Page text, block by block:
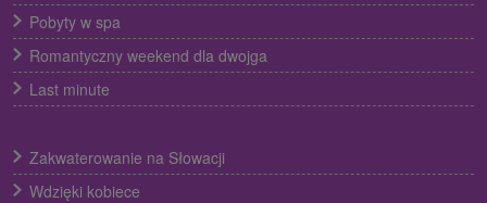
Pobyty w spa
Romantyczny weekend dla dwojga
Last minute
Zakwaterowanie na Słowacji
Wdzięki kobiece